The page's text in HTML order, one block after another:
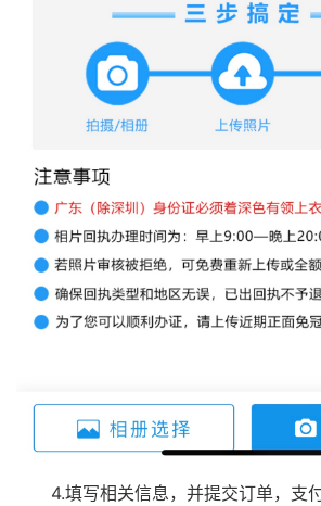
4.填写相关信息，并提交订单，支付